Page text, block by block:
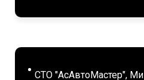
СТО "АсАвтоМастер",